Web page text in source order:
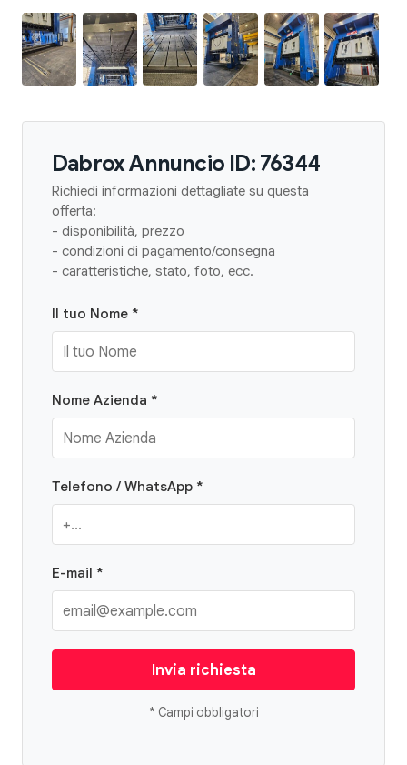
Dabrox Annuncio ID: 76344
Richiedi informazioni dettagliate su questa
offerta:
- disponibilità, prezzo
- condizioni di pagamento/consegna
- caratteristiche, stato, foto, ecc.
Il tuo Nome *
Nome Azienda *
Telefono / WhatsApp *
E-mail *
Invia richiesta
* Campi obbligatori